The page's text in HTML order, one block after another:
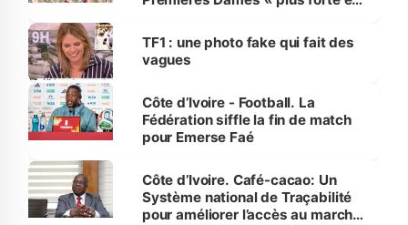
sur la scène internationale »
TF1 : une photo fake qui fait des
vagues
Côte d’Ivoire - Football. La
Fédération siffle la fin de match
pour Emerse Faé
Côte d’Ivoire. Café-cacao: Un
Système national de Traçabilité
pour améliorer l’accès au marché